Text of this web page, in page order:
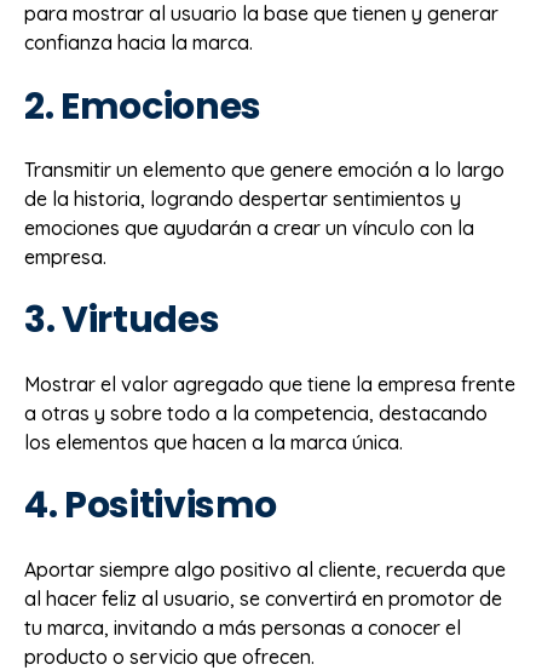
para mostrar al usuario la base que tienen y generar
confianza hacia la marca.
2. Emociones
Transmitir un elemento que genere emoción a lo largo
de la historia, logrando despertar sentimientos y
emociones que ayudarán a crear un vínculo con la
empresa.
3. Virtudes
Mostrar el valor agregado que tiene la empresa frente
a otras y sobre todo a la competencia, destacando
los elementos que hacen a la marca única.
4. Positivismo
Aportar siempre algo positivo al cliente, recuerda que
al hacer feliz al usuario, se convertirá en promotor de
tu marca, invitando a más personas a conocer el
producto o servicio que ofrecen.